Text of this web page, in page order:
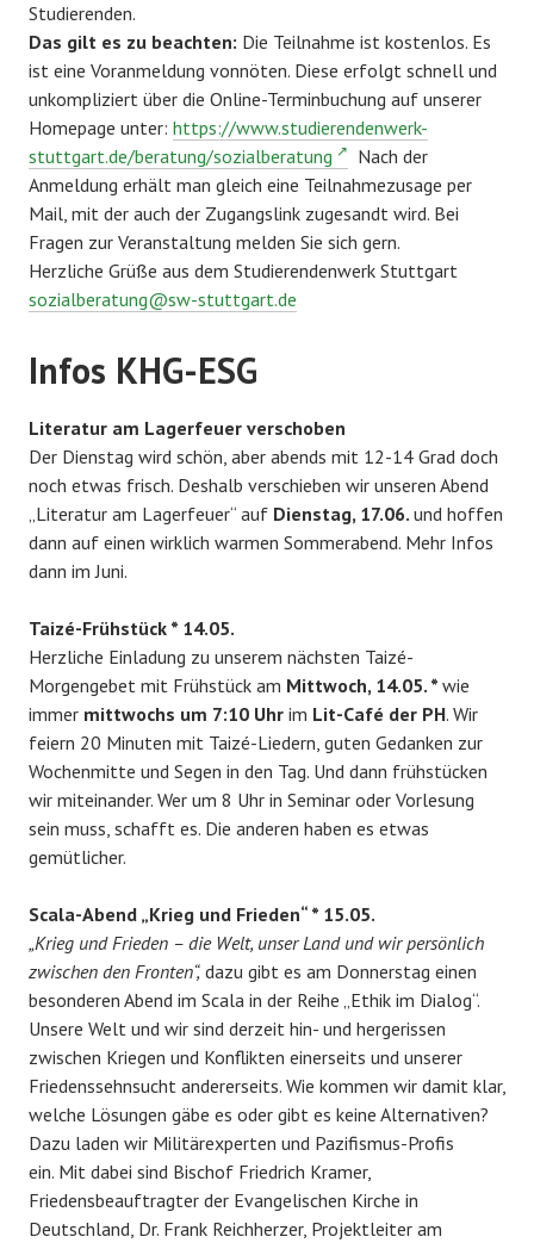
Studierenden.
Das gilt es zu beachten: Die Teilnahme ist kostenlos. Es
ist eine Voranmeldung vonnöten. Diese erfolgt schnell und
unkompliziert über die Online-Terminbuchung auf unserer
Homepage unter: https://www.studierendenwerk-
stuttgart.de/beratung/sozialberatung
Nach der
Anmeldung erhält man gleich eine Teilnahmezusage per
Mail, mit der auch der Zugangslink zugesandt wird. Bei
Fragen zur Veranstaltung melden Sie sich gern.
Herzliche Grüße aus dem Studierendenwerk Stuttgart
sozialberatung@sw-stuttgart.de
Infos KHG-ESG
Literatur am Lagerfeuer verschoben
Der Dienstag wird schön, aber abends mit 12-14 Grad doch
noch etwas frisch. Deshalb verschieben wir unseren Abend
„Literatur am Lagerfeuer“ auf Dienstag, 17.06. und hoffen
dann auf einen wirklich warmen Sommerabend. Mehr Infos
dann im Juni.
Taizé-Frühstück * 14.05.
Herzliche Einladung zu unserem nächsten Taizé-
Morgengebet mit Frühstück am Mittwoch, 14.05. * wie
immer mittwochs um 7:10 Uhr im Lit-Café der PH. Wir
feiern 20 Minuten mit Taizé-Liedern, guten Gedanken zur
Wochenmitte und Segen in den Tag. Und dann frühstücken
wir miteinander. Wer um 8 Uhr in Seminar oder Vorlesung
sein muss, schafft es. Die anderen haben es etwas
gemütlicher.
Scala-Abend „Krieg und Frieden“ * 15.05.
„Krieg und Frieden – die Welt, unser Land und wir persönlich
zwischen den Fronten“, dazu gibt es am Donnerstag einen
besonderen Abend im Scala in der Reihe „Ethik im Dialog“.
Unsere Welt und wir sind derzeit hin- und hergerissen
zwischen Kriegen und Konflikten einerseits und unserer
Friedenssehnsucht andererseits. Wie kommen wir damit klar,
welche Lösungen gäbe es oder gibt es keine Alternativen?
Dazu laden wir Militärexperten und Pazifismus-Profis
ein. Mit dabei sind Bischof Friedrich Kramer,
Friedensbeauftragter der Evangelischen Kirche in
Deutschland, Dr. Frank Reichherzer, Projektleiter am